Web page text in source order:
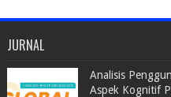
JURNAL
Analisis
Aspek Kognitif